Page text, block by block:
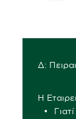
Δ:
Η